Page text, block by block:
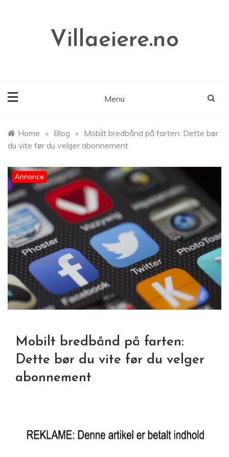
Villaeiere.no
Menu
Home » Blog » Mobilt bredbånd på farten: Dette bør
du vite før du velger abonnement
Annonce
Mobilt bredbånd på farten:
Dette bør du vite før du velger
abonnement